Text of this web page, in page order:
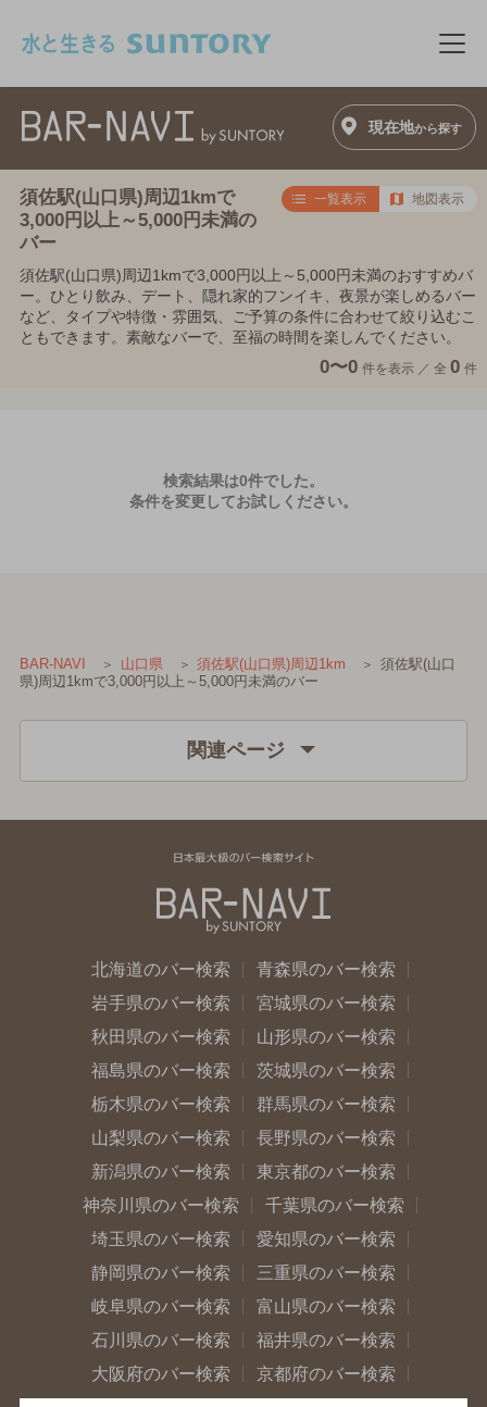
メ
現在地から探す
須佐駅(山口県)周辺1kmで
3,000円以上～5,000円未満の
バー
一覧表示 地図表示
須佐駅(山口県)周辺1kmで3,000円以上～5,000円未満のおすすめバ
ー。ひとり飲み、デート、隠れ家的フンイキ、夜景が楽しめるバー
など、タイプや特徴・雰囲気、ご予算の条件に合わせて絞り込むこ
ともできます。素敵なバーで、至福の時間を楽しんでください。
0〜0 件を表示 ／ 全 0 件
検索結果は0件でした。
条件を変更してお試しください。
BAR-NAVI 山口県 須佐駅(山口県)周辺1km
須佐駅(山口
県)周辺1kmで3,000円以上～5,000円未満のバー
関連ページ
北海道のバー検索
青森県のバー検索
岩手県のバー検索
宮城県のバー検索
秋田県のバー検索
山形県のバー検索
福島県のバー検索
茨城県のバー検索
栃木県のバー検索
群馬県のバー検索
山梨県のバー検索
長野県のバー検索
新潟県のバー検索
東京都のバー検索
神奈川県のバー検索
千葉県のバー検索
埼玉県のバー検索
愛知県のバー検索
静岡県のバー検索
三重県のバー検索
岐阜県のバー検索
富山県のバー検索
石川県のバー検索
福井県のバー検索
大阪府のバー検索
京都府のバー検索